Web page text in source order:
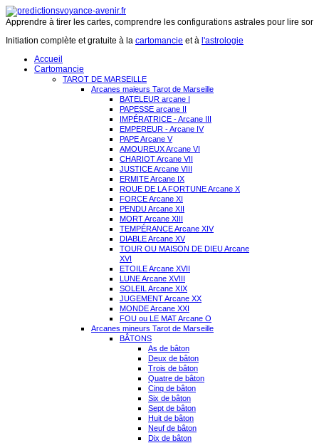
Apprendre à tirer les cartes, comprendre les configurations astrales pour lire
Initiation complète et gratuite à la cartomancie et à l'astrologie
Accueil
Cartomancie
TAROT DE MARSEILLE
Arcanes majeurs Tarot de Marseille
BATELEUR arcane I
PAPESSE arcane II
IMPÉRATRICE - Arcane III
EMPEREUR - Arcane IV
PAPE Arcane V
AMOUREUX Arcane VI
CHARIOT Arcane VII
JUSTICE Arcane VIII
ERMITE Arcane IX
ROUE DE LA FORTUNE Arcane X
FORCE Arcane XI
PENDU Arcane XII
MORT Arcane XIII
TEMPÉRANCE Arcane XIV
DIABLE Arcane XV
TOUR OU MAISON DE DIEU Arcane
XVI
ETOILE Arcane XVII
LUNE Arcane XVIII
SOLEIL Arcane XIX
JUGEMENT Arcane XX
MONDE Arcane XXI
FOU ou LE MAT Arcane O
Arcanes mineurs Tarot de Marseille
BÂTONS
As de bâton
Deux de bâton
Trois de bâton
Quatre de bâton
Cinq de bâton
Six de bâton
Sept de bâton
Huit de bâton
Neuf de bâton
Dix de bâton